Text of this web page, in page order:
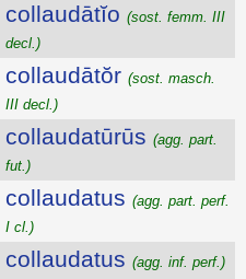
collaudātĭo (sost. femm. III
decl.)
collaudātŏr (sost. masch.
III decl.)
collaudatūrūs (agg. part.
fut.)
collaudatus (agg. part. perf.
I cl.)
collaudatus (agg. inf. perf.)